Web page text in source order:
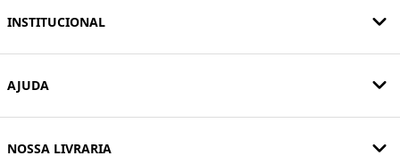
INSTITUCIONAL
AJUDA
NOSSA LIVRARIA